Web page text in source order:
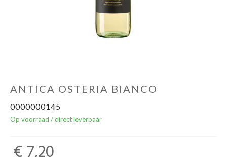
Geels Witteke De Maan's Jenever
ANTICA OSTERIA BIANCO
0000000145
Op voorraad / direct leverbaar